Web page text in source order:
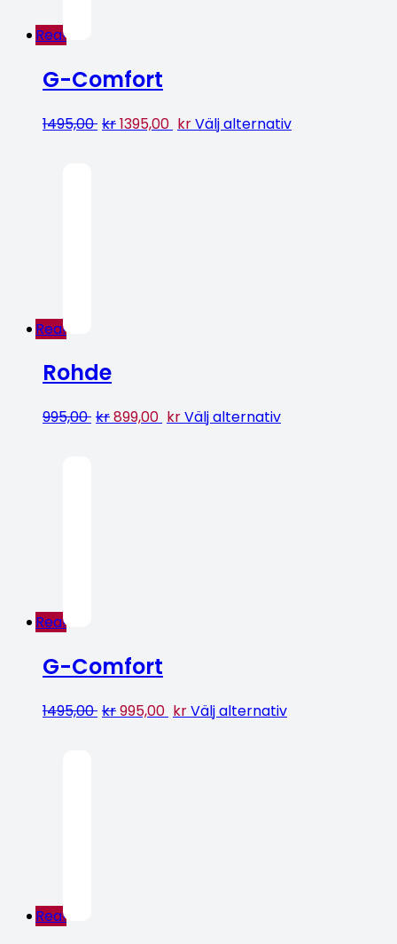
Rea!
G-Comfort
1495,00 kr1395,00 krVälj alternativ
Rea!
Rohde
995,00 kr899,00 krVälj alternativ
Rea!
G-Comfort
1495,00 kr995,00 krVälj alternativ
Rea!